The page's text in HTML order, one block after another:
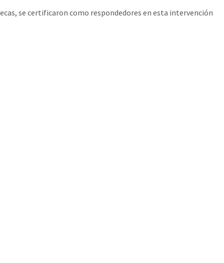
se certificaron como respondedores en esta intervención